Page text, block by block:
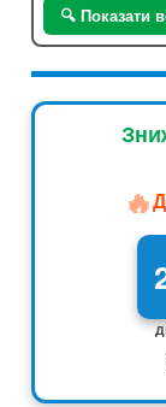
🔍 Показати
🔥